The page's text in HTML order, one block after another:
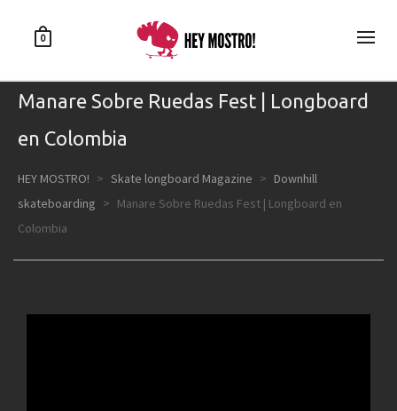
0
Manare Sobre Ruedas Fest | Longboard
en Colombia
HEY MOSTRO! > Skate longboard Magazine > Downhill
skateboarding > Manare Sobre Ruedas Fest | Longboard en
Colombia